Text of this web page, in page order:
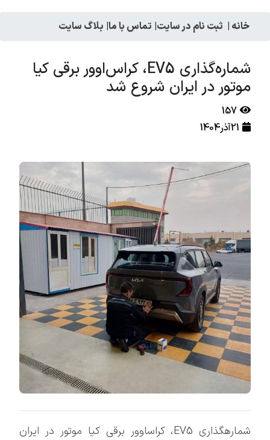
خانه | ثبت نام در سایت| تماس با ما| بلاگ سایت
شماره‌گذاری EV5، کراس‌اوور برقی کیا
موتور در ایران شروع شد
157
21آذر1404
شمارهگذاری EV5، کراساوور برقی کیا موتور در ایران